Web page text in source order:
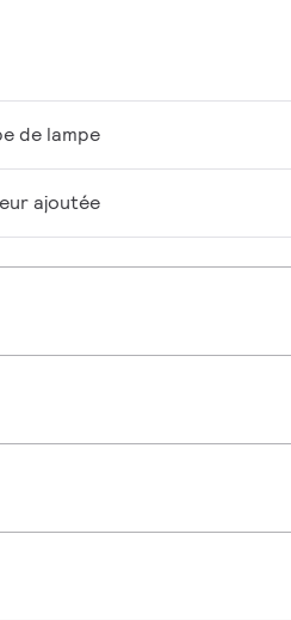
de lampe
ajoutée